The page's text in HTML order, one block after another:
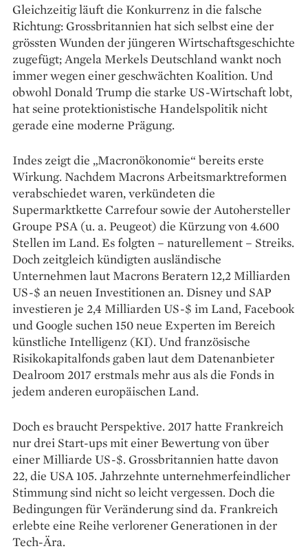
Gleichzeitig läuft die Konkurrenz in die falsche
Richtung: Grossbritannien hat sich selbst eine der
grössten Wunden der jüngeren Wirtschaftsgeschichte
zugefügt; Angela Merkels Deutschland wankt noch
immer wegen einer geschwächten Koalition. Und
obwohl Donald Trump die starke US-Wirtschaft lobt,
hat seine protektionistische Handelspolitik nicht
gerade eine moderne Prägung.
Indes zeigt die „Macronökonomie“ bereits erste
Wirkung. Nachdem Macrons Arbeitsmarktreformen
verabschiedet waren, verkündeten die
Supermarktkette Carrefour sowie der Autohersteller
Groupe PSA (u. a. Peugeot) die Kürzung von 4.600
Stellen im Land. Es folgten – naturellement – Streiks.
Doch zeitgleich kündigten ausländische
Unternehmen laut Macrons Beratern 12,2 Milliarden
US-$ an neuen Investitionen an. Disney und SAP
investieren je 2,4 Milliarden US-$ im Land, Facebook
und Google suchen 150 neue Experten im Bereich
künstliche Intelligenz (KI). Und französi­sche
Risikokapitalfonds gaben laut dem Datenanbieter
Dealroom 2017 erstmals mehr aus als die Fonds in
jedem anderen europäischen Land.
Doch es braucht Perspektive. 2017 hatte Frankreich
nur drei Start-ups mit einer Bewertung von über
einer Milliarde US-$. Grossbritannien hatte davon
22, die USA 105. Jahrzehnte unternehmerfeindlicher
Stimmung sind nicht so leicht vergessen. Doch die
Bedingungen für Veränderung sind da. Frankreich
erlebte eine Reihe verlorener Generationen in der
Tech-Ära.